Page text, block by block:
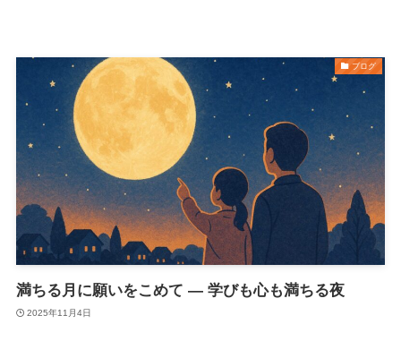
ブログ
満ちる月に願いをこめて ― 学びも心も満ちる夜
2025年11月4日